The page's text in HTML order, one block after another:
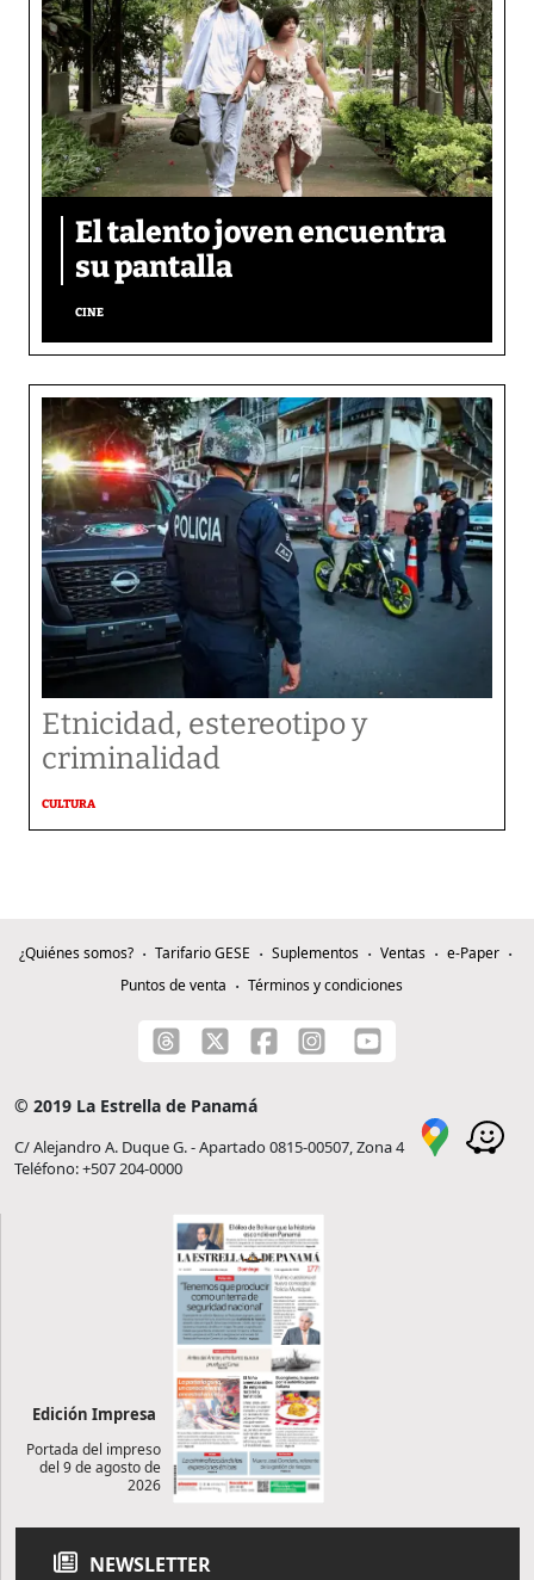
El talento joven encuentra
su pantalla​
CINE
Etnicidad, estereotipo y
criminalidad
CULTURA
¿Quiénes somos? Tarifario GESE Suplementos Ventas
e-Paper
Puntos de venta
Términos y condiciones
© 2019 La Estrella de Panamá
C/ Alejandro A. Duque G. - Apartado 0815-00507, Zona 4
Teléfono: +507 204-0000
Edición Impresa
Portada del impreso
del 9 de agosto de
2026
NEWSLETTER